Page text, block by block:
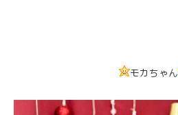
モカちゃん